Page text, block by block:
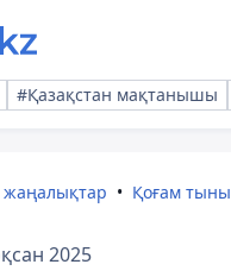
#Қазақстан мақтанышы
Қоғам
2025